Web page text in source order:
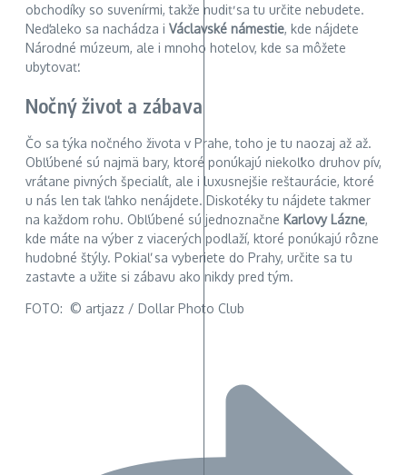
obchodíky so suvenírmi, takže nudiť sa tu určite nebudete.
Neďaleko sa nachádza i Václavské námestie, kde nájdete
Národné múzeum, ale i mnoho hotelov, kde sa môžete
ubytovať.
Nočný život a zábava
Čo sa týka nočného života v Prahe, toho je tu naozaj až až.
Obľúbené sú najmä bary, ktoré ponúkajú niekoľko druhov pív,
vrátane pivných špecialít, ale i luxusnejšie reštaurácie, ktoré
u nás len tak ľahko nenájdete. Diskotéky tu nájdete takmer
na každom rohu. Obľúbené sú jednoznačne Karlovy Lázne,
kde máte na výber z viacerých podlaží, ktoré ponúkajú rôzne
hudobné štýly. Pokiaľ sa vyberiete do Prahy, určite sa tu
zastavte a užite si zábavu ako nikdy pred tým.
FOTO: © artjazz / Dollar Photo Club